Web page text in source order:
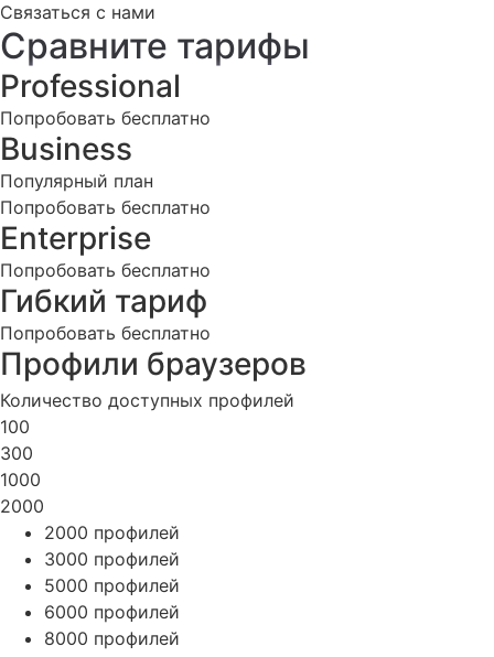
Связаться с нами
Сравните тарифы
Professional
Попробовать бесплатно
Business
Популярный план
Попробовать бесплатно
Enterprise
Попробовать бесплатно
Гибкий тариф
Попробовать бесплатно
Профили браузеров
Количество доступных профилей
100
300
1000
2000
2000 профилей
3000 профилей
5000 профилей
6000 профилей
8000 профилей